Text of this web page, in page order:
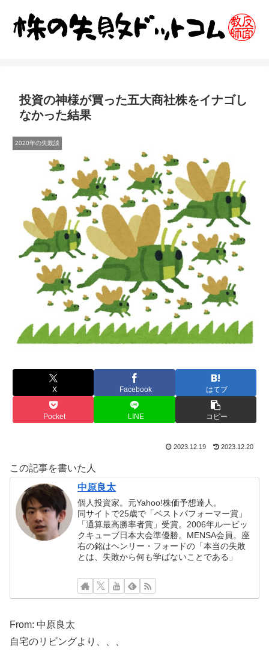
投資の神様が買った五大商社株をイナゴし
なかった結果
2020年の失敗談
X Facebook はてブ
Pocket LINE コピー
2023.12.19 2023.12.20
この記事を書いた人
中原良太
個人投資家。元Yahoo!株価予想達人。
同サイトで25歳で「ベストパフォーマー賞」
「通算最高勝率者賞」受賞。2006年ルービッ
クキューブ日本大会準優勝。MENSA会員。座
右の銘はヘンリー・フォードの「本当の失敗
とは、失敗から何も学ばないことである」
From: 中原良太
自宅のリビングより、、、